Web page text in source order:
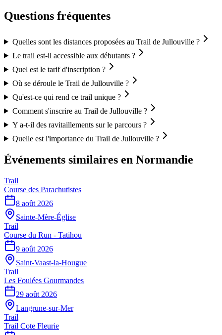
Questions fréquentes
Quelles sont les distances proposées au Trail de Jullouville ?
Le trail est-il accessible aux débutants ?
Quel est le tarif d'inscription ?
Où se déroule le Trail de Jullouville ?
Qu'est-ce qui rend ce trail unique ?
Comment s'inscrire au Trail de Jullouville ?
Y a-t-il des ravitaillements sur le parcours ?
Quelle est l'importance du Trail de Jullouville ?
Événements similaires en Normandie
Trail
Course des Parachutistes
8 août 2026
Sainte-Mère-Église
Trail
Course du Run - Tatihou
9 août 2026
Saint-Vaast-la-Hougue
Trail
Les Foulées Gourmandes
29 août 2026
Langrune-sur-Mer
Trail
Trail Cote Fleurie